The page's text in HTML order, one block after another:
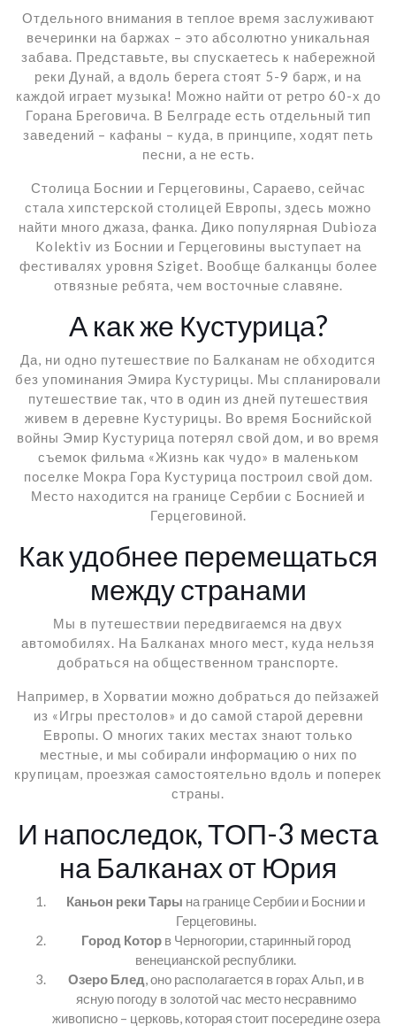
Отдельного внимания в теплое время заслуживают
вечеринки на баржах – это абсолютно уникальная
забава. Представьте, вы спускаетесь к набережной
реки Дунай, а вдоль берега стоят 5-9 барж, и на
каждой играет музыка! Можно найти от ретро 60-х до
Горана Бреговича. В Белграде есть отдельный тип
заведений – кафаны – куда, в принципе, ходят петь
песни, а не есть.
Столица Боснии и Герцеговины, Сараево, сейчас
стала хипстерской столицей Европы, здесь можно
найти много джаза, фанка. Дико популярная Dubioza
Kolektiv из Боснии и Герцеговины выступает на
фестивалях уровня Sziget. Вообще балканцы более
отвязные ребята, чем восточные славяне.
А как же Кустурица?
Да, ни одно путешествие по Балканам не обходится
без упоминания Эмира Кустурицы. Мы спланировали
путешествие так, что в один из дней путешествия
живем в деревне Кустурицы. Во время Боснийской
войны Эмир Кустурица потерял свой дом, и во время
съемок фильма «Жизнь как чудо» в маленьком
поселке Мокра Гора Кустурица построил свой дом.
Место находится на границе Сербии с Боснией и
Герцеговиной.
Как удобнее перемещаться
между странами
Мы в путешествии передвигаемся на двух
автомобилях. На Балканах много мест, куда нельзя
добраться на общественном транспорте.
Например, в Хорватии можно добраться до пейзажей
из «Игры престолов» и до самой старой деревни
Европы. О многих таких местах знают только
местные, и мы собирали информацию о них по
крупицам, проезжая самостоятельно вдоль и поперек
страны.
И напоследок, ТОП-3 места
на Балканах от Юрия
Каньон реки Тары на границе Сербии и Боснии и
Герцеговины.
Город Которв Черногории, старинный город
венецианской республики.
Озеро Блед , оно располагается в горах Альп, и в
ясную погоду в золотой час место несравнимо
живописно – церковь, которая стоит посередине озера